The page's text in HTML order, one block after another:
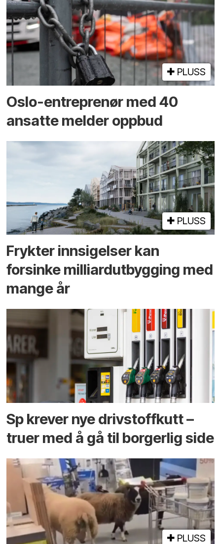
PLUSS
Oslo-entreprenør med 40
ansatte melder oppbud
PLUSS
Frykter innsigelser kan
forsinke milliard­utbygging med
mange år
Sp krever nye drivstoffkutt –
truer med å gå til borgerlig side
PLUSS